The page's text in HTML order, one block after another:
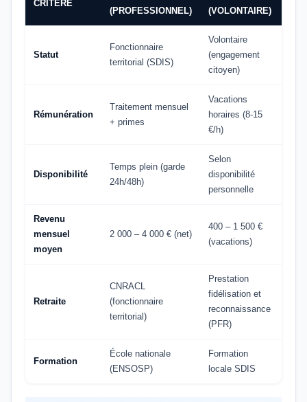
CRITÈRE
(PROFESSIONNEL)
(VOLONTAIRE)
Statut
Fonctionnaire
territorial (SDIS)
Volontaire
(engagement
citoyen)
Rémunération
Traitement mensuel
+ primes
Vacations
horaires (8-15
€/h)
Disponibilité
Temps plein (garde
24h/48h)
Selon
disponibilité
personnelle
Revenu
mensuel
moyen
2 000 – 4 000 € (net)
400 – 1 500 €
(vacations)
Retraite
CNRACL
(fonctionnaire
territorial)
Prestation
fidélisation et
reconnaissance
(PFR)
Formation
École nationale
(ENSOSP)
Formation
locale SDIS